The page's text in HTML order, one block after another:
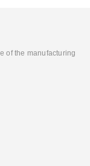
of the manufacturing